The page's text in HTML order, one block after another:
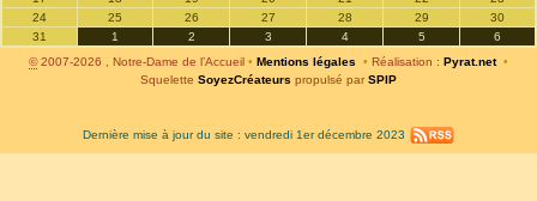
24
25 26 27 28 29
30
31
1 2 3 4 5
6
©2007-2026 , Notre-Dame de l’Accueil • Mentions légales • Réalisation : Pyrat.net •
Squelette SoyezCréateurs propulsé par SPIP
Dernière mise à jour du site : vendredi 1er décembre 2023